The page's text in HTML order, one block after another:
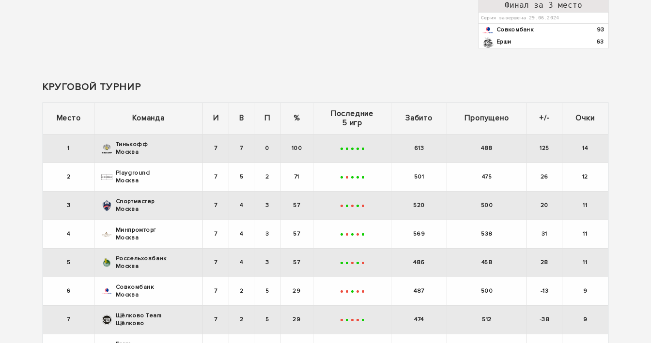
Финал за 3 место
Серия завершена 29.06.2024
Совкомбанк
93
Ерши
63
КРУГОВОЙ ТУРНИР
Место Команда И В П %
Последние
5 игр
Забито Пропущено +/- Очки
1
Тинькофф
Москва
7 7 0 100 + + + + + 613 488 125 14
2
Playground
Москва
7 5 2 71 + - + + + 501 475 26 12
3
Спортмастер
Москва
7 4 3 57 - + - + - 520 500 20 11
4
Минпромторг
Москва
7 4 3 57 + - + - + 569 538 31 11
5
Россельхозбанк
Москва
7 4 3 57 + + - + - 486 458 28 11
6
Совкомбанк
Москва
7 2 5 29 - - + - - 487 500 -13 9
7
Щёлково Team
Щёлково
7 2 5 29 - + - - + 474 512 -38 9